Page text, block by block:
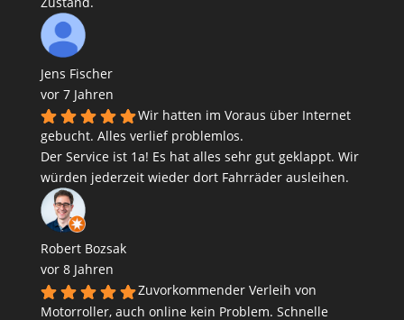
Jens Fischer
vor 7 Jahren
Wir hatten im Voraus über Internet
gebucht. Alles verlief problemlos.
Der Service ist 1a! Es hat alles sehr gut geklappt. Wir
würden jederzeit wieder dort Fahrräder ausleihen.
Robert Bozsak
vor 8 Jahren
Zuvorkommender Verleih von
Motorroller, auch online kein Problem. Schnelle